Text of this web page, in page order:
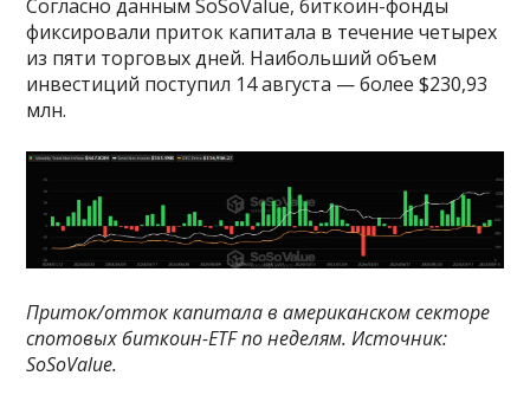
Согласно данным SoSoValue, биткоин-фонды
фиксировали приток капитала в течение четырех
из пяти торговых дней. Наибольший объем
инвестиций поступил 14 августа — более $230,93
млн.
Приток/отток капитала в американском секторе
спотовых биткоин-ETF по неделям. Источник:
SoSoValue.